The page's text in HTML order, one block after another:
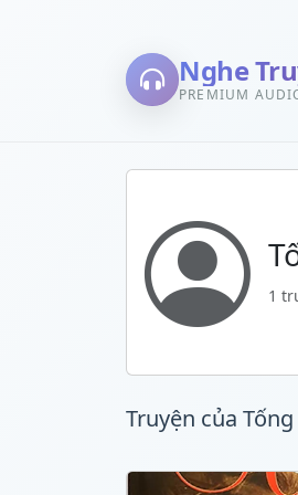
Nghe
PREMIUM
1
Truyện của